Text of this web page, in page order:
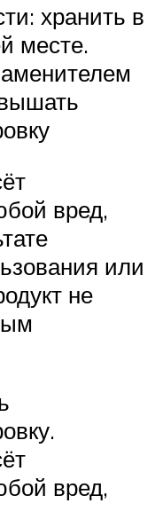
хранить в
месте.
вред,
или
не
вред,